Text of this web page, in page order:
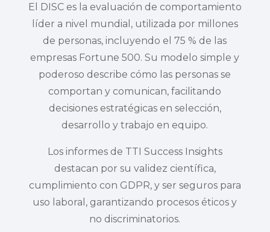
El DISC es la evaluación de comportamiento
líder a nivel mundial, utilizada por millones
de personas, incluyendo el 75 % de las
empresas Fortune 500. Su modelo simple y
poderoso describe cómo las personas se
comportan y comunican, facilitando
decisiones estratégicas en selección,
desarrollo y trabajo en equipo.
Los informes de TTI Success Insights
destacan por su validez científica,
cumplimiento con GDPR, y ser seguros para
uso laboral, garantizando procesos éticos y
no discriminatorios.